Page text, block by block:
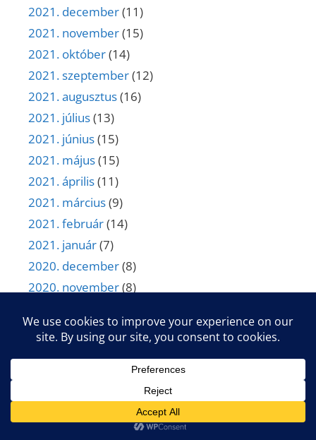
2021. december(11)
2021. november(15)
2021. október(14)
2021. szeptember(12)
2021. augusztus(16)
2021. július(13)
2021. június(15)
2021. május(15)
2021. április(11)
2021. március(9)
2021. február(14)
2021. január(7)
2020. december(8)
2020. november(8)
2020. szeptember(9)